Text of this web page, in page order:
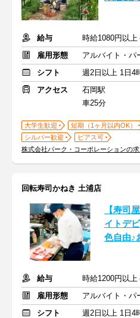
給与
時給1080円以上
雇用形態
アルバイト・パ
シフト
週2日以上 1日4
アクセス
石岡駅
車25分
大学生歓迎 短期（1ヶ月以内OK）
シルバー歓迎
ピアス可
株式会社パーク・コーポレーションの
回転寿司かねき 土浦店
【寿司
イトデ
色自由♪
給与
時給1200円以上
雇用形態
アルバイト・パ
シフト
週2日以上 1日4